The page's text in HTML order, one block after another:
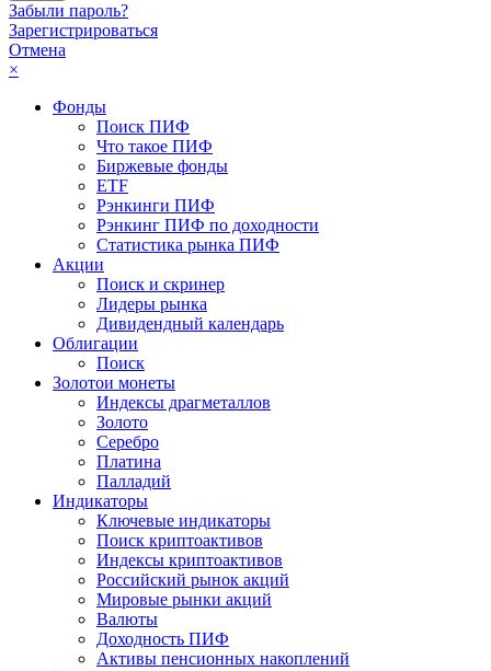
Забыли пароль?
Зарегистрироваться
Отмена
×
Фонды
Поиск ПИФ
Что такое ПИФ
Биржевые фонды
ETF
Рэнкинги ПИФ
Рэнкинг ПИФ по доходности
Статистика рынка ПИФ
Акции
Поиск и скринер
Лидеры рынка
Дивидендный календарь
Облигации
Поиск
Золотои монеты
Индексы драгметаллов
Золото
Серебро
Платина
Палладий
Индикаторы
Ключевые индикаторы
Поиск криптоактивов
Индексы криптоактивов
Российский рынок акций
Мировые рынки акций
Валюты
Доходность ПИФ
Активы пенсионных накоплений